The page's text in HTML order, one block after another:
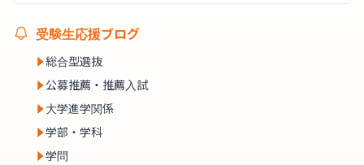
受験生応援ブログ
総合型選抜
公募推薦・推薦入試
大学進学関係
学部・学科
学問